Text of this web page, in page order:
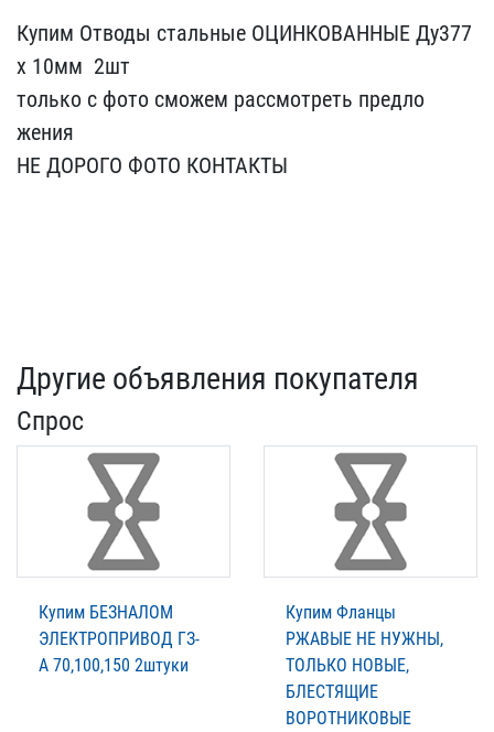
Купим Отводы стальные ОЦ​ИНКОВАННЫЕ Ду377
х 10мм ​ 2шт
только с фото с​можем рассмотреть предло​
жения
НЕ ДОРОГО ФОТО КОН​ТАКТЫ
Другие объявления покупателя
Спрос
Купим БЕЗНАЛОМ
ЭЛЕКТРОПРИВОД ГЗ-
А 70,100,150 2штуки
Купим Фланцы
РЖАВЫЕ НЕ НУЖНЫ,
ТОЛЬКО НОВЫЕ,
БЛЕСТЯЩИЕ
ВОРОТНИКОВЫЕ